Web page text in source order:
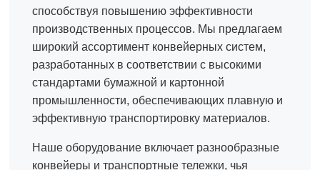
способствуя повышению эффективности
производственных процессов. Мы предлагаем
широкий ассортимент конвейерных систем,
разработанных в соответствии с высокими
стандартами бумажной и картонной
промышленности, обеспечивающих плавную и
эффективную транспортировку материалов.
Наше оборудование включает разнообразные
конвейеры и транспортные тележки, чья